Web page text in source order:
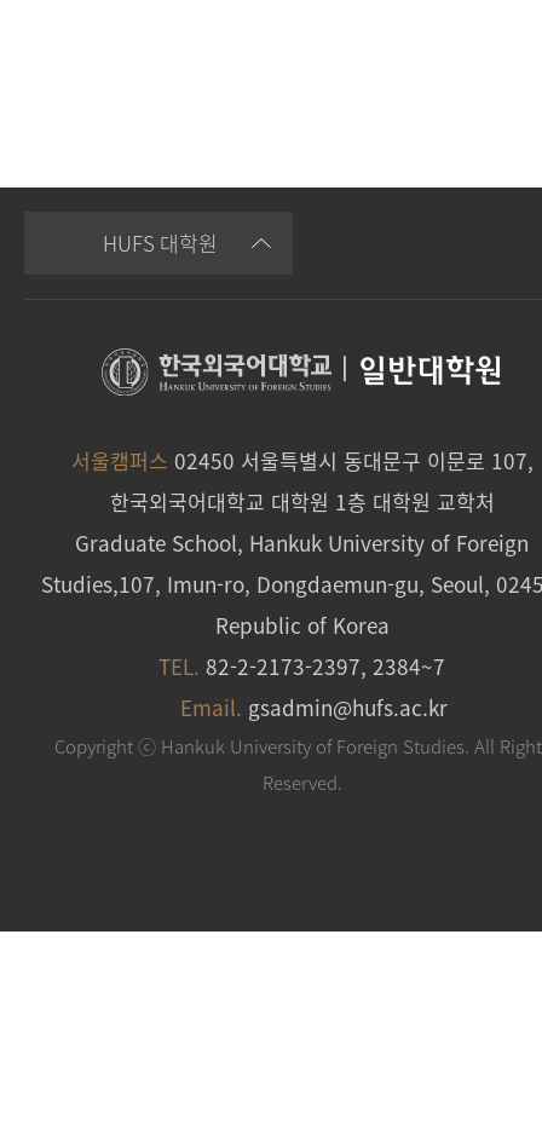
HUFS 대학원
일반대학원
서울캠퍼스 02450 서울특별시 동대문구 이문로 107,
한국외국어대학교 대학원 1층 대학원 교학처
Graduate School, Hankuk University of Foreign
Studies,107, Imun-ro, Dongdaemun-gu, Seoul,
Republic of Korea
TEL. 82-2-2173-2397, 2384~7
Email. gsadmin@hufs.ac.kr
Copyright ⓒ Hankuk University of Foreign Studies. All
Reserved.